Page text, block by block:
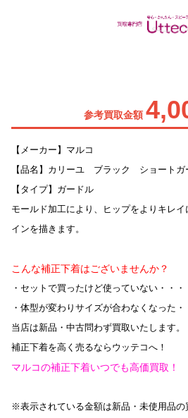
参考買取金額
【メーカー】マルコ
【品名】カリーユ ブラック ショートガ
【タイプ】ガードル
モールド加工により、ヒップをよりキレ
インを描きます。
こんな補正下着はございませんか？
・セットで買ったけど使っていない・・・
・体型が変わりサイズが合わなくなった
当店は新品・中古問わず買取いたします。
補正下着を高く売るならウッテコへ！
マルコの補正下着いつでも高価買取！
※表示されている金額は新品・未使用品の